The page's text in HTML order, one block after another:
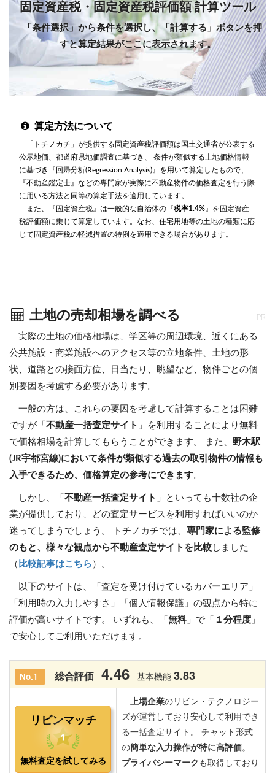
固定資産税・固定資産税評価額 計算ツール
「条件選択」から条件を選択し、「計算する」ボタンを押
すと算定結果がここに表示されます。
算定方法について
「トチノカチ」が提供する固定資産税評価額は国土交通省が公表する
公示地価、都道府県地価調査に基づき、 条件が類似する土地価格情報
に基づき『回帰分析(Regression Analysis)』を用いて算定したもので、
『不動産鑑定士』などの専門家が実際に不動産物件の価格査定を行う際
に用いる方法と同等の算定手法を適用しています。
また、『固定資産税』は一般的な自治体の『 税率1.4% 』を固定資産
税評価額に乗じて算定しています。なお、住宅用地等の土地の種類に応
じて固定資産税の軽減措置の特例を適用できる場合があります。
土地の売却相場を調べる PR
実際の土地の価格相場は、学区等の周辺環境、近くにある
公共施設・商業施設へのアクセス等の立地条件、土地の形
状、道路との接面方位、日当たり、眺望など、物件ごとの個
別要因を考慮する必要があります。
一般の方は、これらの要因を考慮して計算することは困難
ですが「 不動産一括査定サイト 」を利用することにより無料
で価格相場を計算してもらうことができます。 また、 野木駅
(JR宇都宮線)において条件が類似する過去の取引物件の情報も
入手できるため、価格算定の参考にできます。
しかし、「 不動産一括査定サイト 」といっても十数社の企
業が提供しており、どの査定サービスを利用すればいいのか
迷ってしまうでしょう。 トチノカチでは、 専門家による監修
のもと、様々な観点から不動産査定サイトを比較 しました
（ 比較記事はこちら ）。
以下のサイトは、「査定を受け付けているカバーエリア」
「利用時の入力しやすさ」「個人情報保護」の観点から特に
評価が高いサイトです。 いずれも、「 無料」で「 １分程度 」
で安心してご利用いただけます。